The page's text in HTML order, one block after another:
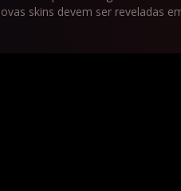
skins devem ser reveladas